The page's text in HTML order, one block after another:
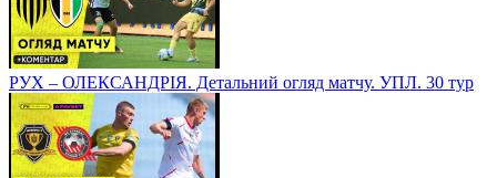
РУХ – ОЛЕКСАНДРІЯ. Детальний огляд матчу. УПЛ. 30 тур